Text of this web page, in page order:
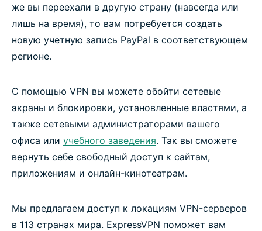
же вы переехали в другую страну (навсегда или
лишь на время), то вам потребуется создать
новую учетную запись PayPal в соответствующем
регионе.
С помощью VPN вы можете обойти сетевые
экраны и блокировки, установленные властями, а
также сетевыми администраторами вашего
офиса или учебного заведения. Так вы сможете
вернуть себе свободный доступ к сайтам,
приложениям и онлайн-кинотеатрам.
Мы предлагаем доступ к локациям VPN-серверов
в 113 странах мира. ExpressVPN поможет вам